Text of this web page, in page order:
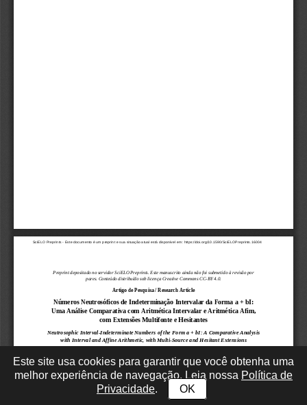
Este site usa cookies para garantir que você obtenha uma
melhor experiência de navegação. Leia nossa Política de
Privacidade. OK